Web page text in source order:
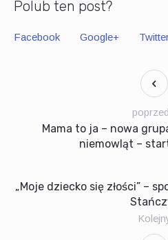
Polub ten post?
Facebook Google+
Mama to ja – nowa
niemowląt –
„Moje dziecko się złości” –